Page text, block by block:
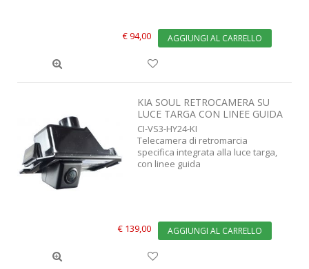
€ 94,00 AGGIUNGI AL CARRELLO
KIA SOUL RETROCAMERA SU
LUCE TARGA CON LINEE GUIDA
CI-VS3-HY24-KI
Telecamera di retromarcia
specifica integrata alla luce targa,
con linee guida
€ 139,00 AGGIUNGI AL CARRELLO